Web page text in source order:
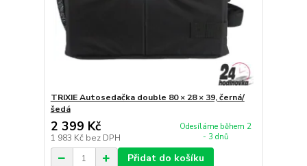
TRIXIE Autosedačka double 80 × 28 × 39, černá/
šedá
2 399 Kč
1 983 Kč bez DPH
Odesíláme během 2
- 3 dnů
Přidat do košíku